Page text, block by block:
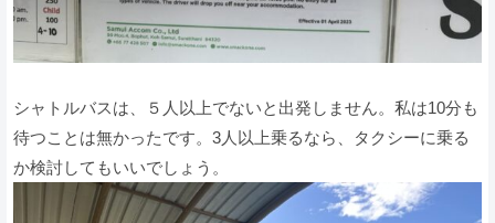
シャトルバスは、５人以上でないと出発しません。私は10分も
待つことは無かったです。3人以上乗るなら、タクシーに乗る
か検討してもいいでしょう。